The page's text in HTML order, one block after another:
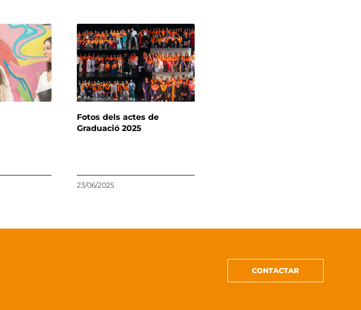
Fotos dels actes de
Graduació 2025
23/06/2025
CONTACTAR